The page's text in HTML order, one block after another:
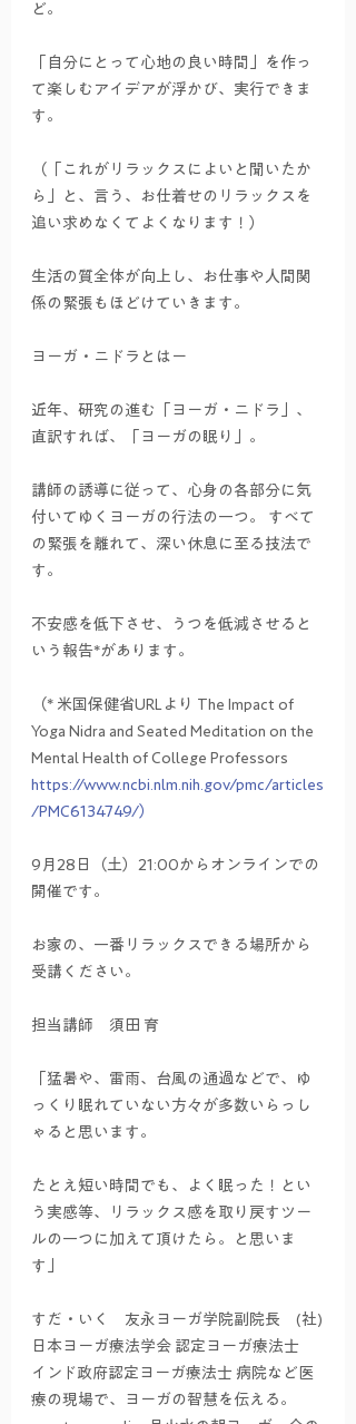
ど。
「自分にとって心地の良い時間」を作っ
て楽しむアイデアが浮かび、実行できま
す。
（「これがリラックスによいと聞いたか
ら」と、言う、お仕着せのリラックスを
追い求めなくてよくなります！）
生活の質全体が向上し、お仕事や人間関
係の緊張もほどけていきます。
ヨーガ・ニドラとはー
近年、研究の進む「ヨーガ・ニドラ」、
直訳すれば、「ヨーガの眠り」。
講師の誘導に従って、心身の各部分に気
付いてゆくヨーガの行法の一つ。 すべて
の緊張を離れて、深い休息に至る技法で
す。
不安感を低下させ、うつを低減させると
いう報告*があります。
（* 米国保健省URLより The Impact of
Yoga Nidra and Seated Meditation on the
Mental Health of College Professors
https://www.ncbi.nlm.nih.gov/pmc/articles
/PMC6134749/）
9月28日（土）21:00からオンラインでの
開催です。
お家の、一番リラックスできる場所から
受講ください。
担当講師　須田 育
「猛暑や、雷雨、台風の通過などで、ゆ
っくり眠れていない方々が多数いらっし
ゃると思います。
たとえ短い時間でも、よく眠った！とい
う実感等、リラックス感を取り戻すツー
ルの一つに加えて頂けたら。と思いま
す」
すだ・いく　友永ヨーガ学院副院長　(社)
日本ヨーガ療法学会 認定ヨーガ療法士
インド政府認定ヨーガ療法士 病院など医
療の現場で、ヨーガの智慧を伝える。